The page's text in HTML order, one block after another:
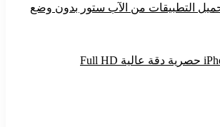
التطبيقات من الآب ستور بدون وضع